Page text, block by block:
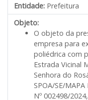
Entidade: Prefeitura
Objeto:
O objeto da
empresa para
poliédrica com
Estrada Vicinal
Senhora do
SPOA/SE/MAPA
Nº 002498/